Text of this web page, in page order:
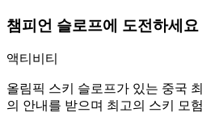
챔피언 슬로프에 도전하세요
액티비티
올림픽 스키 슬로프가 있는 중국
의 안내를 받으며 최고의 스키 모